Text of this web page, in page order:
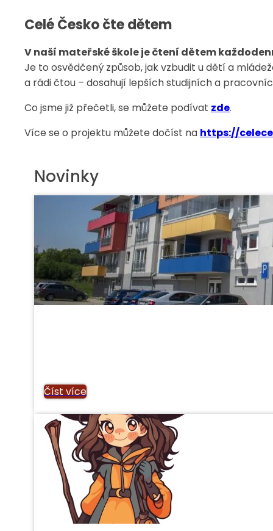
Celé Česko čte dětem
V naší mateřské škole je čtení dětem
Je to osvědčený způsob, jak vzbudit u dětí a
a rádi čtou – dosahují lepších studijních a
Co jsme již přečetli, se můžete podívat zde.
Více se o projektu můžete dočíst na https://
Novinky
Číst více